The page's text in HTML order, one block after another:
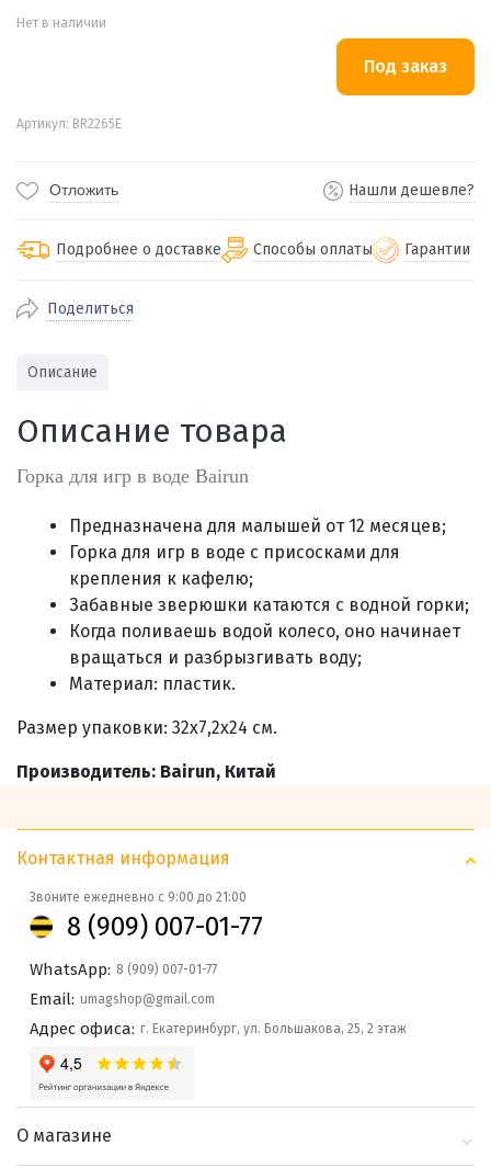
Нет в наличии
Артикул: BR2265E
Отложить Нашли дешевле?
Подробнее о доставке
По Екатеринбургу бесплатная
Отправляем во все регионы России
службами Пэк, Кит, Луч, Сдэк, Озон
доставка, Почта РФ или любой другой
Способы оплаты
Через СБП при получении (для
Екатеринбурга и близлежащих
городов)
Оплата по счету для юридических лиц
Гарантии
Поделиться
Описание
Описание товара
Горка для игр в воде Bairun
Предназначена для малышей от 12 месяцев;
Горка для игр в воде с присосками для
крепления к кафелю;
Забавные зверюшки катаются с водной горки;
Когда поливаешь водой колесо, оно начинает
вращаться и разбрызгивать воду;
Материал: пластик.
Размер упаковки: 32х7,2х24 см.
Производитель: Bairun, Китай
Контактная информация
Звоните ежедневно с 9:00 до 21:00
8 (909) 007-01-77
WhatsApp: 8 (909) 007-01-77
Email: umagshop@gmail.com
Адрес офиса: г. Екатеринбург, ул. Большакова, 25, 2 этаж
О магазине